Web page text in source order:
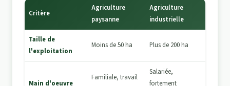
Critère
Agriculture
paysanne
Agriculture
industrielle
Taille de
l'exploitation
Moins de 50 ha Plus de 200 ha
Main d'oeuvre
Familiale, travail
Salariée,
fortement